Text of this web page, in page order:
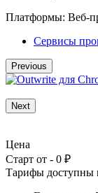
Платформы: Веб-
Сервисы
Previous
Next
Цена
Старт от - 0 ₽
Тарифы доступны